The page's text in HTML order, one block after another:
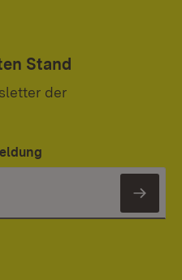
Stand
der